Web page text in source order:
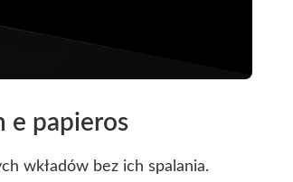
e papieros
wkładów bez ich spalania.